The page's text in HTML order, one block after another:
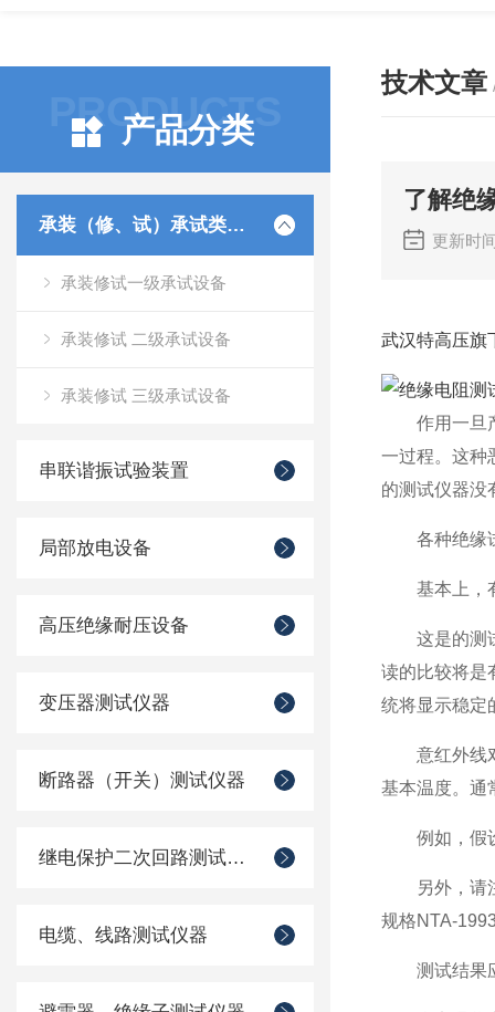
PRODUCTS
产品分类
承装（修、试）承试类仪器
承装修试一级承试设备
承装修试 二级承试设备
承装修试 三级承试设备
串联谐振试验装置
局部放电设备
高压绝缘耐压设备
变压器测试仪器
断路器（开关）测试仪器
继电保护二次回路测试仪器
电缆、线路测试仪器
技术文章
了解绝
更新时
武汉特高压旗
作用一旦
一过程。这种
的测试仪器没
各种绝缘
基本上，
这是的测
读的比较将是
统将显示稳定
意红外线
基本温度。通
例如，假
另外，请
规格NTA-
测试结果